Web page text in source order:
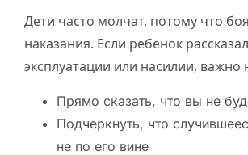
Дети часто молчат, потому что
наказания. Если ребенок
эксплуатации или насилии, важно
Прямо сказать, что вы не
Подчеркнуть, что
не по его вине